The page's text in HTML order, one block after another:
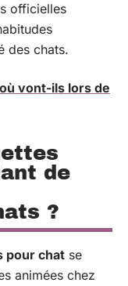
officielles
des chats.
vont-ils lors de
de
?
pour chat se
animées chez